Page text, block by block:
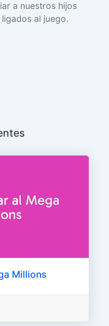
a nuestros hijos
al juego.
Millions